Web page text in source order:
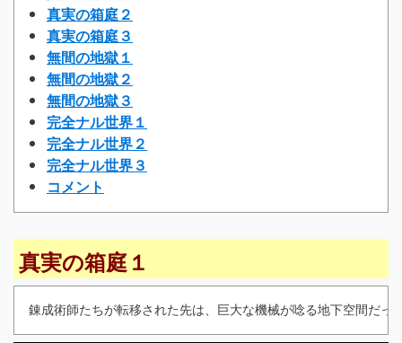
真実の箱庭２
真実の箱庭３
無間の地獄１
無間の地獄２
無間の地獄３
完全ナル世界１
完全ナル世界２
完全ナル世界３
コメント
真実の箱庭１
錬成術師たちが転移された先は、巨大な機械が唸る地下空間だっ